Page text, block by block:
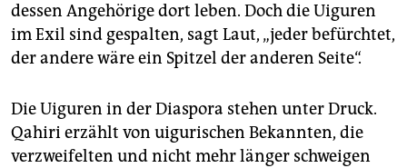
dessen Angehörige dort leben. Doch die Uiguren
im Exil sind gespalten, sagt Laut, „jeder befürchtet,
der andere wäre ein Spitzel der anderen Seite“.
Die Uiguren in der Diaspora stehen unter Druck.
Qahiri erzählt von uigurischen Bekannten, die
verzweifelten und nicht mehr länger schweigen